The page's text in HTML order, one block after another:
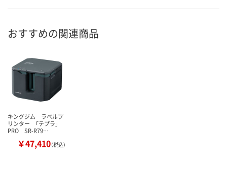
おすすめの関連商品
キングジム ラベルプ
リンター 「テプラ」
PRO SR-R79…
￥47,410（税込）